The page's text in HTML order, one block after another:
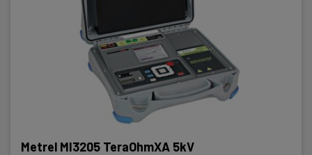
Metrel MI3205 TeraOhmXA 5kV